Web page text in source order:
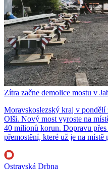
Zítra začne demolice mostu v
Moravskoslezský kraj v pondělí
Olši. Nový most vyroste na
40 milionů korun. Dopravu
přemostění, které už je na místě
Ostravská Drbna